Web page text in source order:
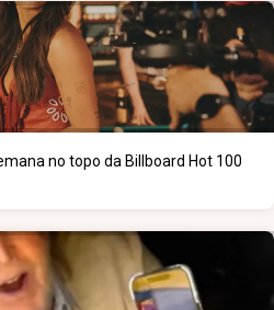
no topo da Billboard Hot 100